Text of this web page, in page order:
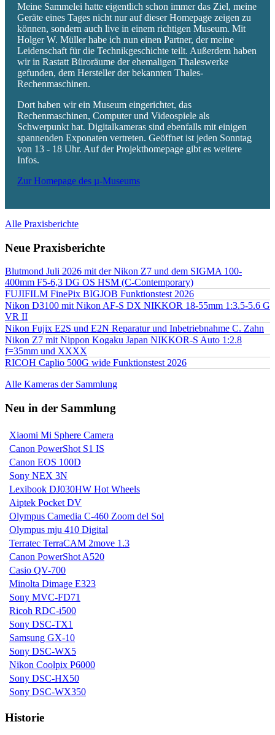
Meine Sammelei hatte eigentlich schon immer das Ziel, meine
Geräte eines Tages nicht nur auf dieser Homepage zeigen zu
können, sondern auch live in einem richtigen Museum. Mit
Holger W. Müller habe ich nun einen Partner, der meine
Leidenschaft für die Technikgeschichte teilt. Außerdem haben
wir in Rastatt Büroräume der ehemaligen Thaleswerke
gefunden, dem Hersteller der bekannten Thales-
Rechenmaschinen.
Dort haben wir ein Museum eingerichtet, das
Rechenmaschinen, Computer und Videospiele als
Schwerpunkt hat. Digitalkameras sind ebenfalls mit einigen
spannenden Exponaten vertreten. Geöffnet ist jeden Sonntag
von 13 - 18 Uhr. Auf der Projekthomepage gibt es weitere
Infos.
Zur Homepage des µ-Museums
Alle Praxisberichte
Neue Praxisberichte
Blutmond Juli 2026 mit der Nikon Z7 und dem SIGMA 100-
400mm F5-6,3 DG OS HSM (C-Contemporary)
FUJIFILM FinePix BIGJOB Funktionstest 2026
Nikon D3100 mit Nikon AF-S DX NIKKOR 18-55mm 1:3.5-5.6 G
VR II
Nikon Fujix E2S und E2N Reparatur und Inbetriebnahme C. Zahn
Nikon Z7 mit Nippon Kogaku Japan NIKKOR-S Auto 1:2.8
f=35mm und XXXX
RICOH Caplio 500G wide Funktionstest 2026
Alle Kameras der Sammlung
Neu in der Sammlung
Xiaomi Mi Sphere Camera
Canon PowerShot S1 IS
Canon EOS 100D
Sony NEX 3N
Lexibook DJ030HW Hot Wheels
Aiptek Pocket DV
Olympus Camedia C-460 Zoom del Sol
Olympus mju 410 Digital
Terratec TerraCAM 2move 1.3
Canon PowerShot A520
Casio QV-700
Minolta Dimage E323
Sony MVC-FD71
Ricoh RDC-i500
Sony DSC-TX1
Samsung GX-10
Sony DSC-WX5
Nikon Coolpix P6000
Sony DSC-HX50
Sony DSC-WX350
Historie